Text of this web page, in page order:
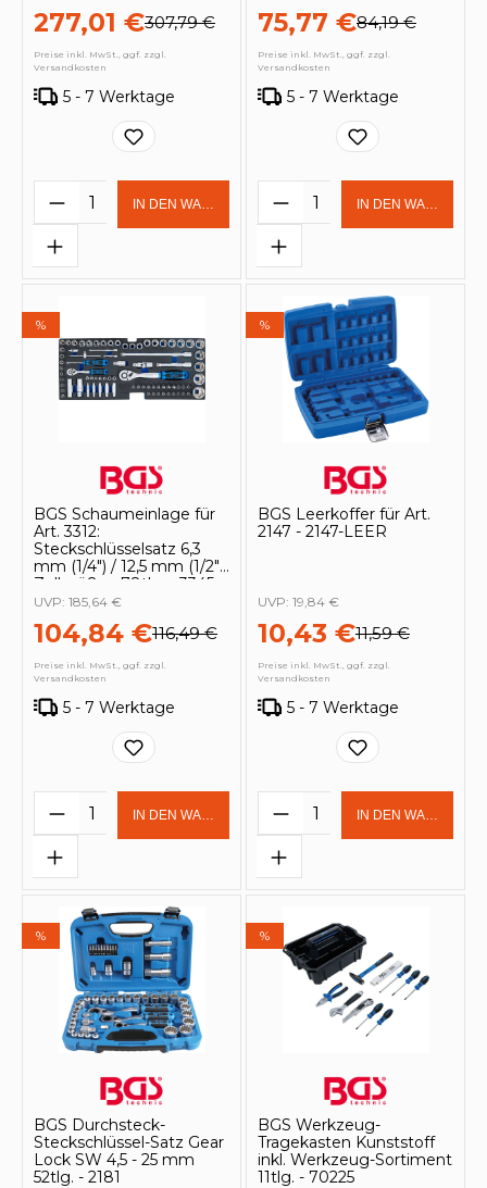
277,01 €307,79 €
Preise inkl. MwSt., ggf. zzgl.
Versandkosten
5 - 7 Werktage
Produkt Anzahl: Gib den
IN DEN WARENKORB
75,77 €84,19 €
Preise inkl. MwSt., ggf. zzgl.
Versandkosten
5 - 7 Werktage
Produkt Anzahl:
IN DEN
%
BGS Schaumeinlage für
Art. 3312:
Steckschlüsselsatz 6,3
mm (1/4") / 12,5 mm (1/2")
Zollgrößen 78tlg. - 3345
104,84 €116,49 €
UVP: 185,64 €
Preise inkl. MwSt., ggf. zzgl.
Versandkosten
5 - 7 Werktage
Produkt Anzahl: Gib den
IN DEN WARENKORB
%
BGS Leerkoffer für Art.
2147 - 2147-LEER
10,43 €11,59 €
UVP: 19,84 €
Preise inkl. MwSt., ggf. zzgl.
Versandkosten
5 - 7 Werktage
Produkt Anzahl:
IN DEN
%
BGS Durchsteck-
Steckschlüssel-Satz Gear
Lock SW 4,5 - 25 mm
52tlg. - 2181
%
BGS Werkzeug-
Tragekasten Kunststoff
inkl. Werkzeug-Sortiment
11tlg. - 70225